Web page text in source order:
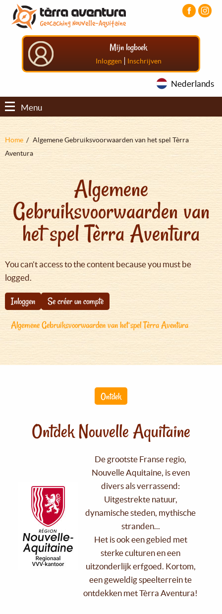
Overslaan
naar
Aller
menu
principal
Aller
pied
Mijn logboek
Inloggen | Inschrijven
Nederlands
Menu
Kruimelpad
Home
Algemene Gebruiksvoorwaarden van het spel Tèrra
Aventura
Algemene
Gebruiksvoorwaarden van
het spel Tèrra Aventura
You can't access to the content because you must be
logged.
Inloggen
Se créer un compte
Algemene Gebruiksvoorwaarden van het spel Tèrra Aventura
Ontdek
Ontdek Nouvelle Aquitaine
De grootste Franse regio,
Nouvelle Aquitaine, is even
divers als verrassend:
Uitgestrekte natuur,
dynamische steden, mythische
stranden...
Het is ook een gebied met
sterke culturen en een
uitzonderlijk erfgoed. Kortom,
een geweldig speelterrein te
ontdekken met Tèrra Aventura!